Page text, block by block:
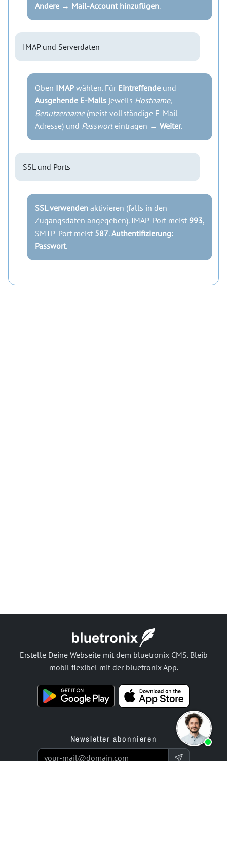
Andere → Mail-Account hinzufügen.
IMAP und Serverdaten
Oben IMAP wählen. Für Eintreffende und
Ausgehende E-Mails jeweils Hostname,
Benutzername(meist vollständige E-Mail-
Adresse) und Passworteintragen → Weiter.
SSL und Ports
SSL verwenden aktivieren (falls in den
Zugangsdaten angegeben). IMAP-Port meist 993,
SMTP-Port meist 587.Authentifizierung:
Passwort.
Erstelle Deine Webseite mit dem bluetronix CMS. Bleib
mobil flexibel mit der bluetronix App.
Newsletter abonnieren